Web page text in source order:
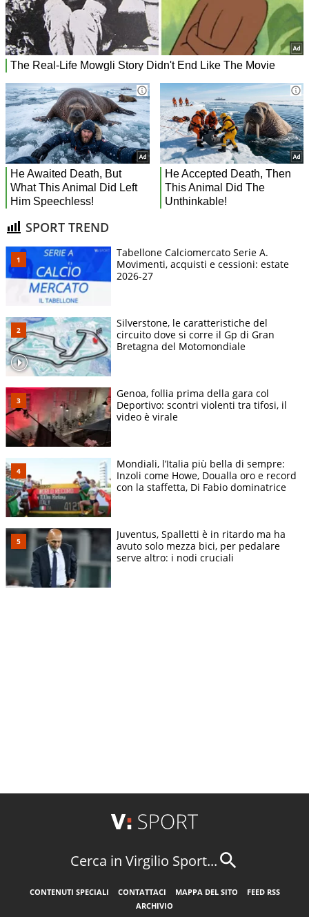
SPORT TREND
Tabellone Calciomercato Serie A.
Movimenti, acquisti e cessioni: estate
2026-27
Silverstone, le caratteristiche del
circuito dove si corre il Gp di Gran
Bretagna del Motomondiale
Genoa, follia prima della gara col
Deportivo: scontri violenti tra tifosi, il
video è virale
Mondiali, l’Italia più bella di sempre:
Inzoli come Howe, Doualla oro e record
con la staffetta, Di Fabio dominatrice
Juventus, Spalletti è in ritardo ma ha
avuto solo mezza bici, per pedalare
serve altro: i nodi cruciali
Cerca in Virgilio Sport...
CONTENUTI SPECIALI CONTATTACI MAPPA DEL SITO
FEED RSS
ARCHIVIO